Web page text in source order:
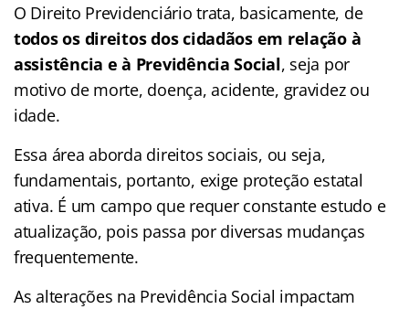
O Direito Previdenciário trata, basicamente, de
todos os direitos dos cidadãos em relação à
assistência e à Previdência Social, seja por
motivo de morte, doença, acidente, gravidez ou
idade.
Essa área aborda direitos sociais, ou seja,
fundamentais, portanto, exige proteção estatal
ativa. É um campo que requer constante estudo e
atualização, pois passa por diversas mudanças
frequentemente.
As alterações na Previdência Social impactam